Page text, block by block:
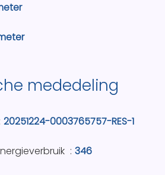
mededeling
20251224-0003765757-RES-1
346